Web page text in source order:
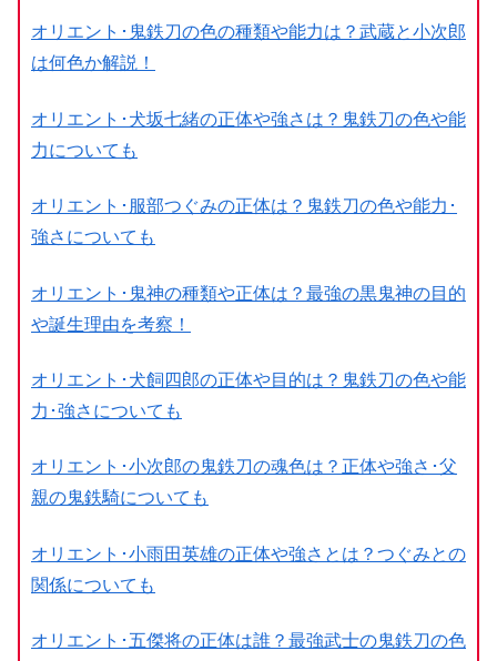
オリエント･鬼鉄刀の色の種類や能力は？武蔵と小次郎
は何色か解説！
オリエント･犬坂七緒の正体や強さは？鬼鉄刀の色や能
力についても
オリエント･服部つぐみの正体は？鬼鉄刀の色や能力･
強さについても
オリエント･鬼神の種類や正体は？最強の黒鬼神の目的
や誕生理由を考察！
オリエント･犬飼四郎の正体や目的は？鬼鉄刀の色や能
力･強さについても
オリエント･小次郎の鬼鉄刀の魂色は？正体や強さ･父
親の鬼鉄騎についても
オリエント･小雨田英雄の正体や強さとは？つぐみとの
関係についても
オリエント･五傑将の正体は誰？最強武士の鬼鉄刀の色